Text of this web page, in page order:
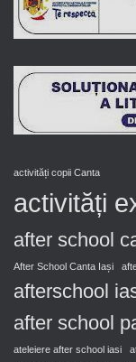
activități copii Canta
activități
after school
After School Canta Iași
afterschool
after school
ateleiere after school iasi